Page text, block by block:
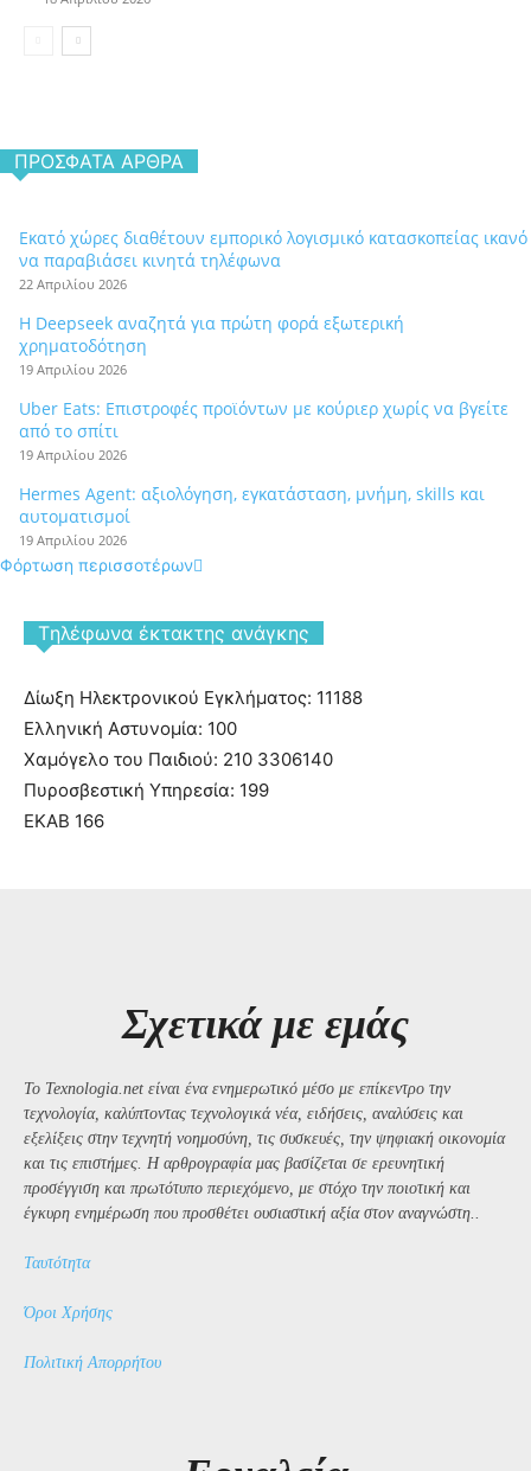
ΠΡΌΣΦΑΤΑ ΆΡΘΡΑ
Εκατό χώρες διαθέτουν εμπορικό λογισμικό κατασκοπείας ικανό
να παραβιάσει κινητά τηλέφωνα
22 Απριλίου 2026
Η Deepseek αναζητά για πρώτη φορά εξωτερική
χρηματοδότηση
19 Απριλίου 2026
Uber Eats: Επιστροφές προϊόντων με κούριερ χωρίς να βγείτε
από το σπίτι
19 Απριλίου 2026
Hermes Agent: αξιολόγηση, εγκατάσταση, μνήμη, skills και
αυτοματισμοί
19 Απριλίου 2026
Φόρτωση περισσοτέρων
Tηλέφωνα έκτακτης ανάγκης
Δίωξη Ηλεκτρονικού Εγκλήματος: 11188
Ελληνική Αστυνομία: 100
Χαμόγελο του Παιδιού: 210 3306140
Πυροσβεστική Υπηρεσία: 199
ΕΚΑΒ 166
Σχετικά με εμάς
Το Texnologia.net είναι ένα ενημερωτικό μέσο με επίκεντρο την
τεχνολογία, καλύπτοντας τεχνολογικά νέα, ειδήσεις, αναλύσεις και
εξελίξεις στην τεχνητή νοημοσύνη, τις συσκευές, την ψηφιακή οικονομία
και τις επιστήμες. Η αρθρογραφία μας βασίζεται σε ερευνητική
προσέγγιση και πρωτότυπο περιεχόμενο, με στόχο την ποιοτική και
έγκυρη ενημέρωση που προσθέτει ουσιαστική αξία στον αναγνώστη..
Ταυτότητα
Όροι Χρήσης
Πολιτική Απορρήτου